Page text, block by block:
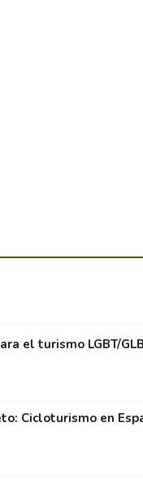
el turismo LGBT/
Cicloturismo en